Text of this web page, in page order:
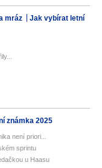
mráz
Jak vybírat letní
známka 2025
není priori...
sprintu
u Haasu